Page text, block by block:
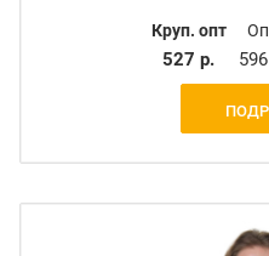
Круп. опт
527 р.